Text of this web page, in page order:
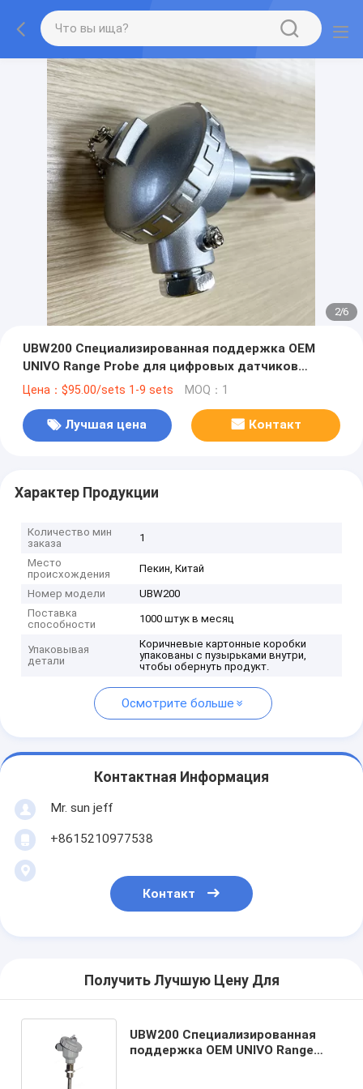
2/6
UBW200 Специализированная поддержка OEM
UNIVO Range Probe для цифровых датчиков
температуры термопары
Цена：$95.00/sets 1-9 sets MOQ：1
Лучшая цена Контакт
Характер Продукции
Количество мин
заказа
1
Место
происхождения
Пекин, Китай
Номер модели
UBW200
Поставка
способности
1000 штук в месяц
Упаковывая
детали
Коричневые картонные коробки
упакованы с пузырьками внутри,
чтобы обернуть продукт.
Осмотрите больше
Контактная Информация
Mr. sun jeff
+8615210977538
Контакт
Получить Лучшую Цену Для
UBW200 Специализированная
поддержка OEM UNIVO Range